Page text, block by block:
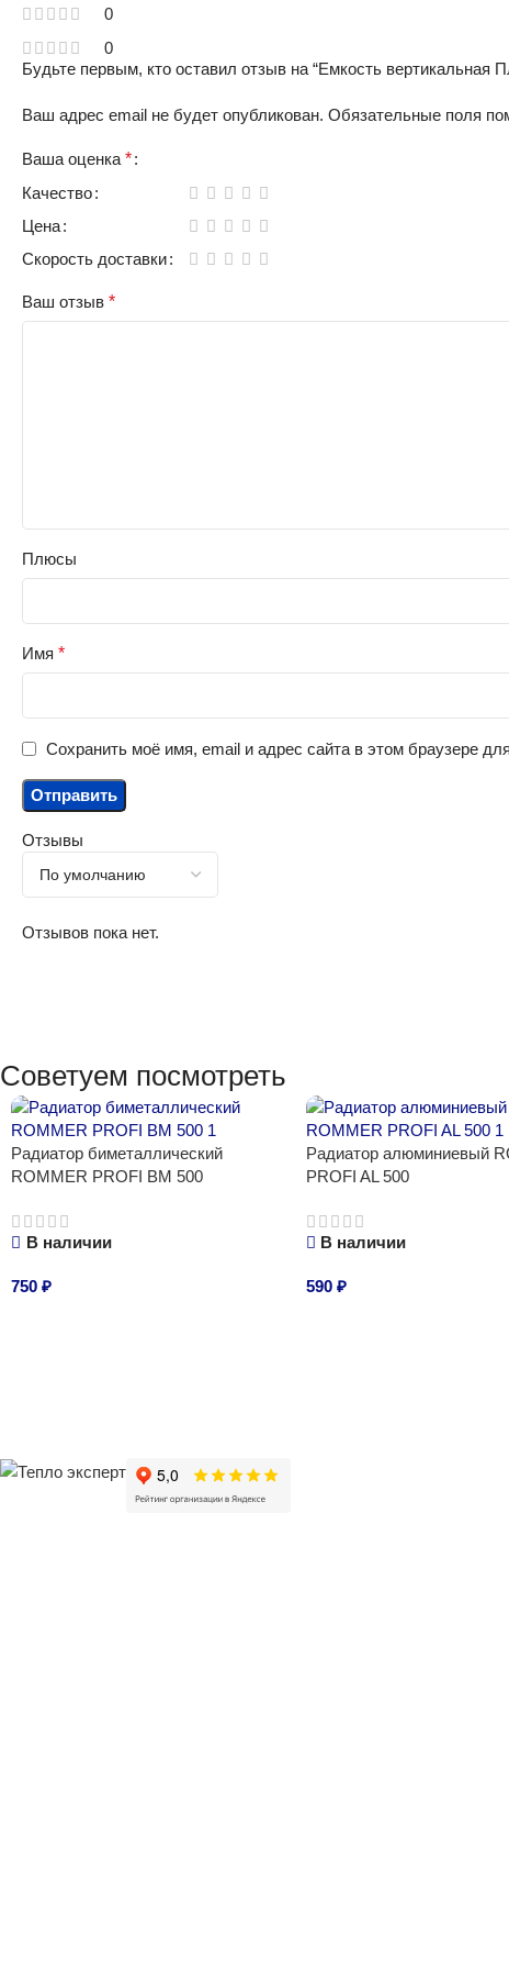
0
0
Отзывы
Отзывов пока нет.
Будьте первым, кто оставил отзыв на “Емкость вертикальная
Ваш адрес email не будет опубликован. Обязательные поля
Ваша оценка *
Качество
Цена
Скорость доставки
Ваш отзыв *
Плюсы
Имя *
Сохранить моё имя, email и адрес сайта в этом браузере
Советуем посмотреть
Радиатор биметаллический
ROMMER PROFI BM 500
В наличии
750 ₽
Радиатор алюминиевый
PROFI AL 500
В наличии
590 ₽